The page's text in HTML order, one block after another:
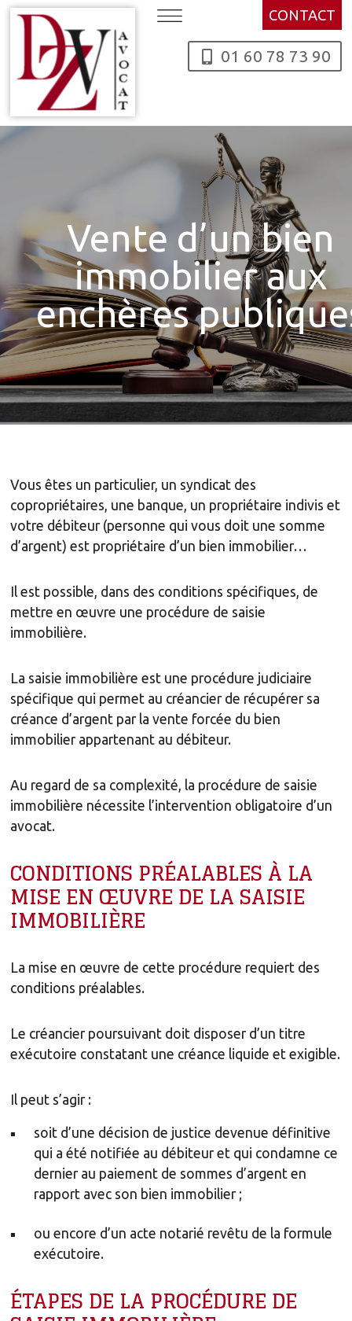
Skip to content
01 60 78 73 90
CONTACT
Vente d’un bien
immobilier aux
enchères
Vous êtes un particulier, un syndicat des
copropriétaires, une banque, un propriétaire indivis et
votre débiteur (personne qui vous doit une somme
d’argent) est propriétaire d’un bien immobilier…
Il est possible, dans des conditions spécifiques, de
mettre en œuvre une procédure de saisie
immobilière.
La saisie immobilière est une procédure judiciaire
spécifique qui permet au créancier de récupérer sa
créance d’argent par la vente forcée du bien
immobilier appartenant au débiteur.
Au regard de sa complexité, la procédure de saisie
immobilière nécessite l’intervention obligatoire d’un
avocat.
CONDITIONS PRÉALABLES À LA
MISE EN ŒUVRE DE LA SAISIE
IMMOBILIÈRE
La mise en œuvre de cette procédure requiert des
conditions préalables.
Le créancier poursuivant doit disposer d’un titre
exécutoire constatant une créance liquide et exigible.
Il peut s’agir :
soit d’une décision de justice devenue définitive
qui a été notifiée au débiteur et qui condamne ce
dernier au paiement de sommes d’argent en
rapport avec son bien immobilier ;
ou encore d’un acte notarié revêtu de la formule
exécutoire.
ÉTAPES DE LA PROCÉDURE DE